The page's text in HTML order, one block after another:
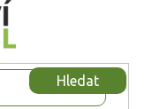
Hledat